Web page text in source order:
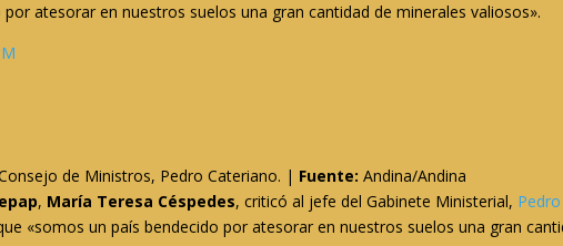
atesorar en nuestros suelos una gran cantidad de minerales valiosos».
de Ministros, Pedro Cateriano. | Fuente: Andina/Andina
, María Teresa Céspedes, criticó al jefe del Gabinete Ministerial,
«somos un país bendecido por atesorar en nuestros suelos una gran